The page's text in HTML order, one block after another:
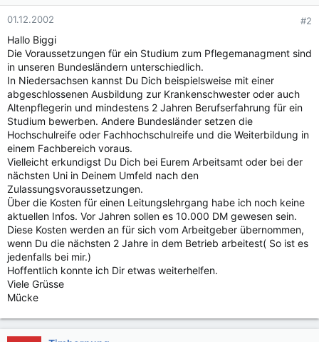
01.12.2002 #2
Hallo Biggi
Die Voraussetzungen für ein Studium zum Pflegemanagment sind
in unseren Bundesländern unterschiedlich.
In Niedersachsen kannst Du Dich beispielsweise mit einer
abgeschlossenen Ausbildung zur Krankenschwester oder auch
Altenpflegerin und mindestens 2 Jahren Berufserfahrung für ein
Studium bewerben. Andere Bundesländer setzen die
Hochschulreife oder Fachhochschulreife und die Weiterbildung in
einem Fachbereich voraus.
Vielleicht erkundigst Du Dich bei Eurem Arbeitsamt oder bei der
nächsten Uni in Deinem Umfeld nach den
Zulassungsvoraussetzungen.
Über die Kosten für einen Leitungslehrgang habe ich noch keine
aktuellen Infos. Vor Jahren sollen es 10.000 DM gewesen sein.
Diese Kosten werden an für sich vom Arbeitgeber übernommen,
wenn Du die nächsten 2 Jahre in dem Betrieb arbeitest( So ist es
jedenfalls bei mir.)
Hoffentlich konnte ich Dir etwas weiterhelfen.
Viele Grüsse
Mücke